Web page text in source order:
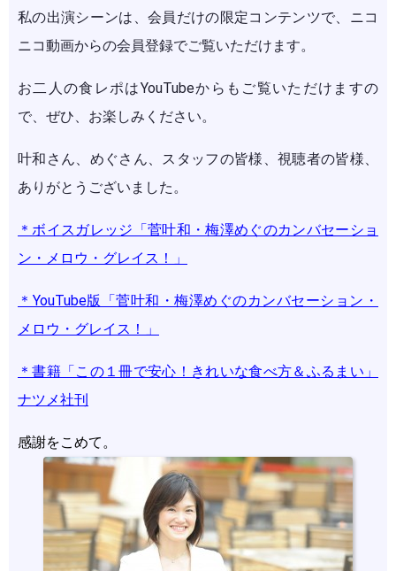
私の出演シーンは、会員だけの限定コンテンツで、ニコ
ニコ動画からの会員登録でご覧いただけます。
お二人の食レポはYouTubeからもご覧いただけますの
で、ぜひ、お楽しみください。
叶和さん、めぐさん、スタッフの皆様、視聴者の皆様、
ありがとうございました。
＊ボイスガレッジ「菅叶和・梅澤めぐのカンバセーショ
ン・メロウ・グレイス！」
＊YouTube版「菅叶和・梅澤めぐのカンバセーション・
メロウ・グレイス！」
＊書籍「この１冊で安心！きれいな食べ方＆ふるまい」
ナツメ社刊
感謝をこめて。